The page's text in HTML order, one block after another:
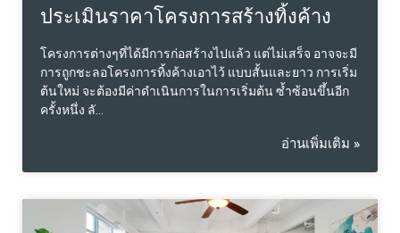
ประเมินราคาโครงการสร้างทิ้งค้าง
โครงการต่างๆที่ได้มีการก่อสร้างไปแล้ว แต่ไม่เสร็จ อาจจะมี
การถูกชะลอโครงการทิ้งค้างเอาไว้ แบบสั้นและยาว การเริ่ม
ต้นใหม่ จะต้องมีค่าดำเนินการในการเริ่มต้น ซ้ำซ้อนขึ้นอีก
ครั้งหนึ่ง ลั…
อ่านเพิ่มเติม »